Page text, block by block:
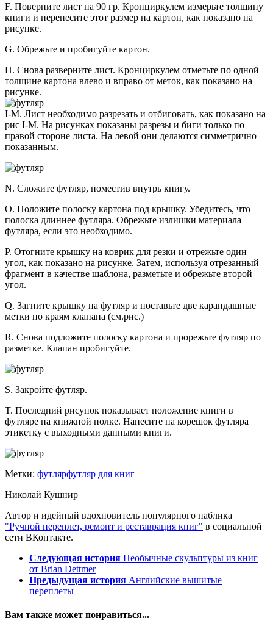
F. Поверните лист на 90 гр. Кронциркулем измерьте толщину
книги и перенесите этот размер на картон, как показано на
рисунке.
G. Обрежьте и пробигуйте картон.
H. Снова разверните лист. Кронциркулем отметьте по одной
толщине картона влево и вправо от меток, как показано на
рисунке.
I-M. Лист необходимо разрезать и отбиговать, как показано на
рис I-М. На рисунках показаны разрезы и биги только по
правой стороне листа. На левой они делаются симметрично
показанным.
N. Сложите футляр, поместив внутрь книгу.
O. Положите полоску картона под крышку. Убедитесь, что
полоска длиннее футляра. Обрежьте излишки материала
футляра, если это необходимо.
P. Отогните крышку на коврик для резки и отрежьте один
угол, как показано на рисунке. Затем, используя отрезанный
фрагмент в качестве шаблона, разметьте и обрежьте второй
угол.
Q. Загните крышку на футляр и поставьте две карандашные
метки по краям клапана (см.рис.)
R. Снова подложите полоску картона и прорежьте футляр по
разметке. Клапан пробигуйте.
S. Закройте футляр.
T. Последний рисунок показывает положение книги в
футляре на книжной полке. Нанесите на корешок футляра
этикетку с выходными данными книги.
Метки: футлярфутляр для книг
Николай Кушнир
Автор и идейный вдохновитель популярного паблика
"Ручной переплет, ремонт и реставрация книг" в социальной
сети ВКонтакте.
Следующая история Необычные скульптуры из книг
от Brian Dettmer
Предыдущая история Английские вышитые
переплеты
Вам также может понравиться...